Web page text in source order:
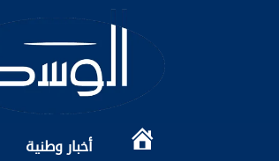
الرئيسية
أخبار وطنية